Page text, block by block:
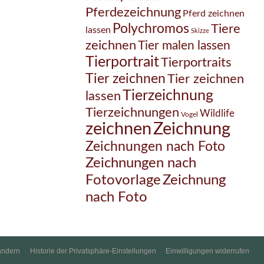
Pferdezeichnung Pferd zeichnen
lassen Polychromos Skizze Tiere
zeichnenTier malen lassen
TierportraitTierportraits
Tier zeichnenTier zeichnen
lassenTierzeichnung
Tierzeichnungen Vogel Wildlife
zeichnenZeichnung
Zeichnungen nach Foto
Zeichnungen nach
FotovorlageZeichnung
nach Foto
Historie der Privatsphäre-Einstellungen Einwilligungen widerrufen